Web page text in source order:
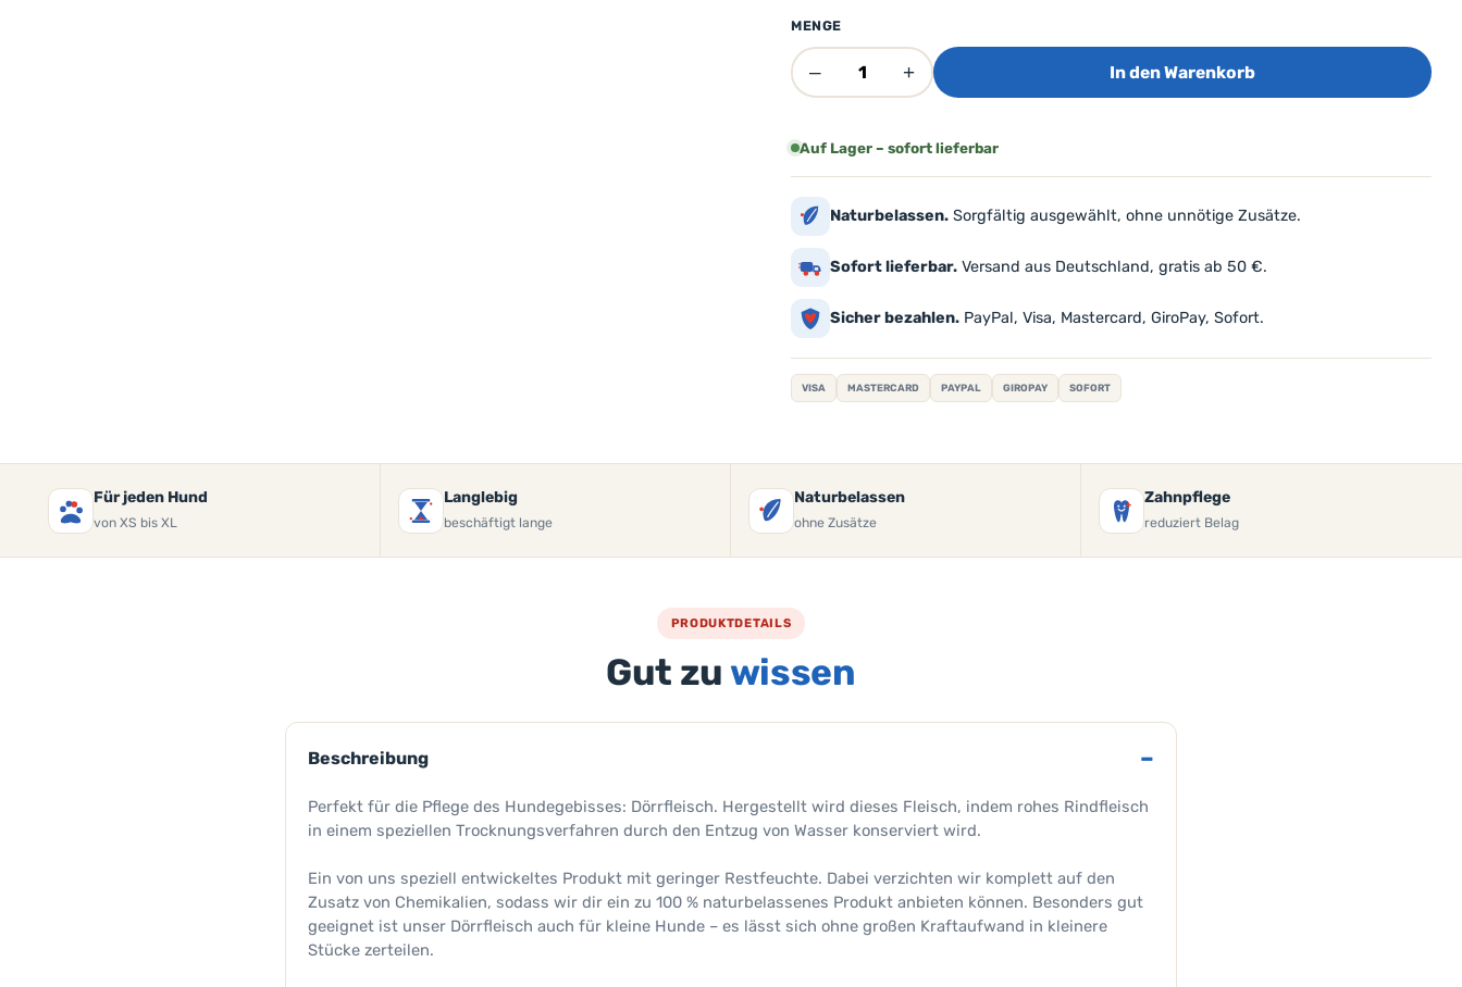
MENGE
– + In den Warenkorb
Auf Lager – sofort lieferbar
Naturbelassen. Sorgfältig ausgewählt, ohne unnötige Zusätze.
Sofort lieferbar. Versand aus Deutschland, gratis ab 50 €.
Sicher bezahlen. PayPal, Visa, Mastercard, GiroPay, Sofort.
VISA MASTERCARD PAYPAL GIROPAY SOFORT
Für jeden Hund
von XS bis XL
Langlebig
beschäftigt lange
Naturbelassen
ohne Zusätze
Zahnpflege
reduziert Belag
PRODUKTDETAILS
Gut zu wissen
Beschreibung
Perfekt für die Pflege des Hundegebisses: Dörrfleisch. Hergestellt wird dieses Fleisch, indem rohes Rindfleisch
in einem speziellen Trocknungsverfahren durch den Entzug von Wasser konserviert wird.
Ein von uns speziell entwickeltes Produkt mit geringer Restfeuchte. Dabei verzichten wir komplett auf den
Zusatz von Chemikalien, sodass wir dir ein zu 100 % naturbelassenes Produkt anbieten können. Besonders gut
geeignet ist unser Dörrfleisch auch für kleine Hunde – es lässt sich ohne großen Kraftaufwand in kleinere
Stücke zerteilen.